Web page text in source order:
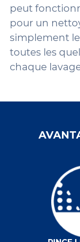
peut
pour un
simplement
toutes les
chaque